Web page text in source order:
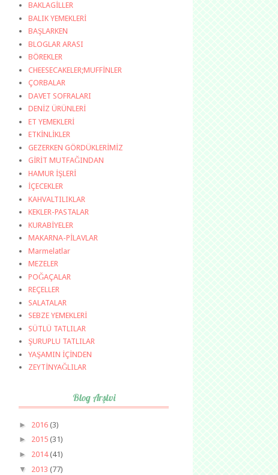
BAKLAGİLLER
BALIK YEMEKLERİ
BAŞLARKEN
BLOGLAR ARASI
BÖREKLER
CHEESECAKELER;MUFFİNLER
ÇORBALAR
DAVET SOFRALARI
DENİZ ÜRÜNLERİ
ET YEMEKLERİ
ETKİNLİKLER
GEZERKEN GÖRDÜKLERİMİZ
GİRİT MUTFAĞINDAN
HAMUR İŞLERİ
İÇECEKLER
KAHVALTILIKLAR
KEKLER-PASTALAR
KURABİYELER
MAKARNA-PİLAVLAR
Marmelatlar
MEZELER
POĞAÇALAR
REÇELLER
SALATALAR
SEBZE YEMEKLERİ
SÜTLÜ TATLILAR
ŞURUPLU TATLILAR
YAŞAMIN İÇİNDEN
ZEYTİNYAĞLILAR
Blog Arşivi
► 2016 (3)
► 2015 (31)
► 2014(41)
▼ 2013 (77)